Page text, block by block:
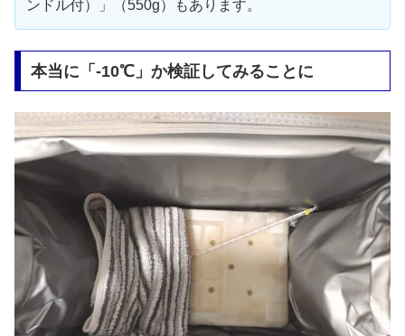
ンドル付）」（550g）もあります。
本当に「-10℃」か検証してみることに